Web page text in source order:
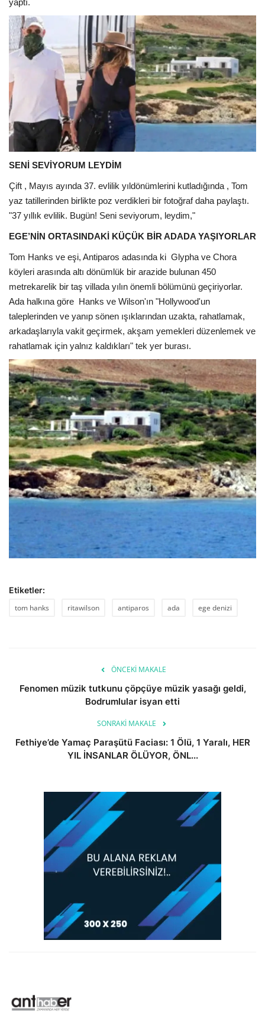
SENİ SEVİYORUM LEYDİM
Çift , Mayıs ayında 37. evlilik yıldönümlerini kutladığında , Tom
yaz tatillerinden birlikte poz verdikleri bir fotoğraf daha paylaştı.
"37 yıllık evlilik. Bugün! Seni seviyorum, leydim,"
EGE’NİN ORTASINDAKİ KÜÇÜK BİR ADADA YAŞIYORLAR
Tom Hanks ve eşi, Antiparos adasında ki Glypha ve Chora
köyleri arasında altı dönümlük bir arazide bulunan 450
metrekarelik bir taş villada yılın önemli bölümünü geçiriyorlar.
Ada halkına göre Hanks ve Wilson'ın "Hollywood'un
taleplerinden ve yanıp sönen ışıklarından uzakta, rahatlamak,
arkadaşlarıyla vakit geçirmek, akşam yemekleri düzenlemek ve
rahatlamak için yalnız kaldıkları" tek yer burası.
Etiketler:
tom hanks
ritawilson antiparos ada ege denizi
ÖNCEKI MAKALE
Fenomen müzik tutkunu çöpçüye müzik yasağı geldi,
Bodrumlular isyan etti
SONRAKI MAKALE
Fethiye’de Yamaç Paraşütü Faciası: 1 Ölü, 1 Yaralı, HER
YIL İNSANLAR ÖLÜYOR, ÖNL...